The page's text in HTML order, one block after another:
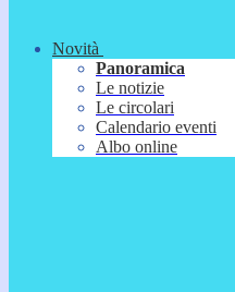
Novità
Panoramica
Le notizie
Le circolari
Calendario eventi
Albo online